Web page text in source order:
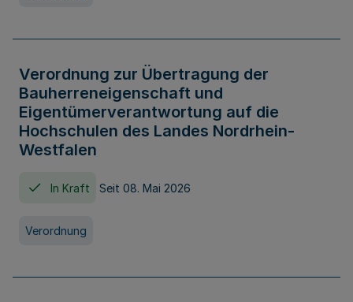
Verordnung zur Übertragung der
Bauherreneigenschaft und
Eigentümerverantwortung auf die
Hochschulen des Landes Nordrhein-
Westfalen
In Kraft Seit 08. Mai 2026
Verordnung